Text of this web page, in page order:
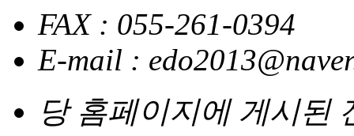
FAX : 055-261-0394
E-mail :
당 홈페이지에 게시된